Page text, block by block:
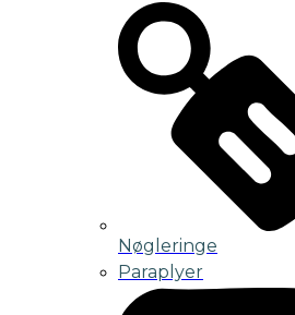
Nøgleringe
Paraplyer